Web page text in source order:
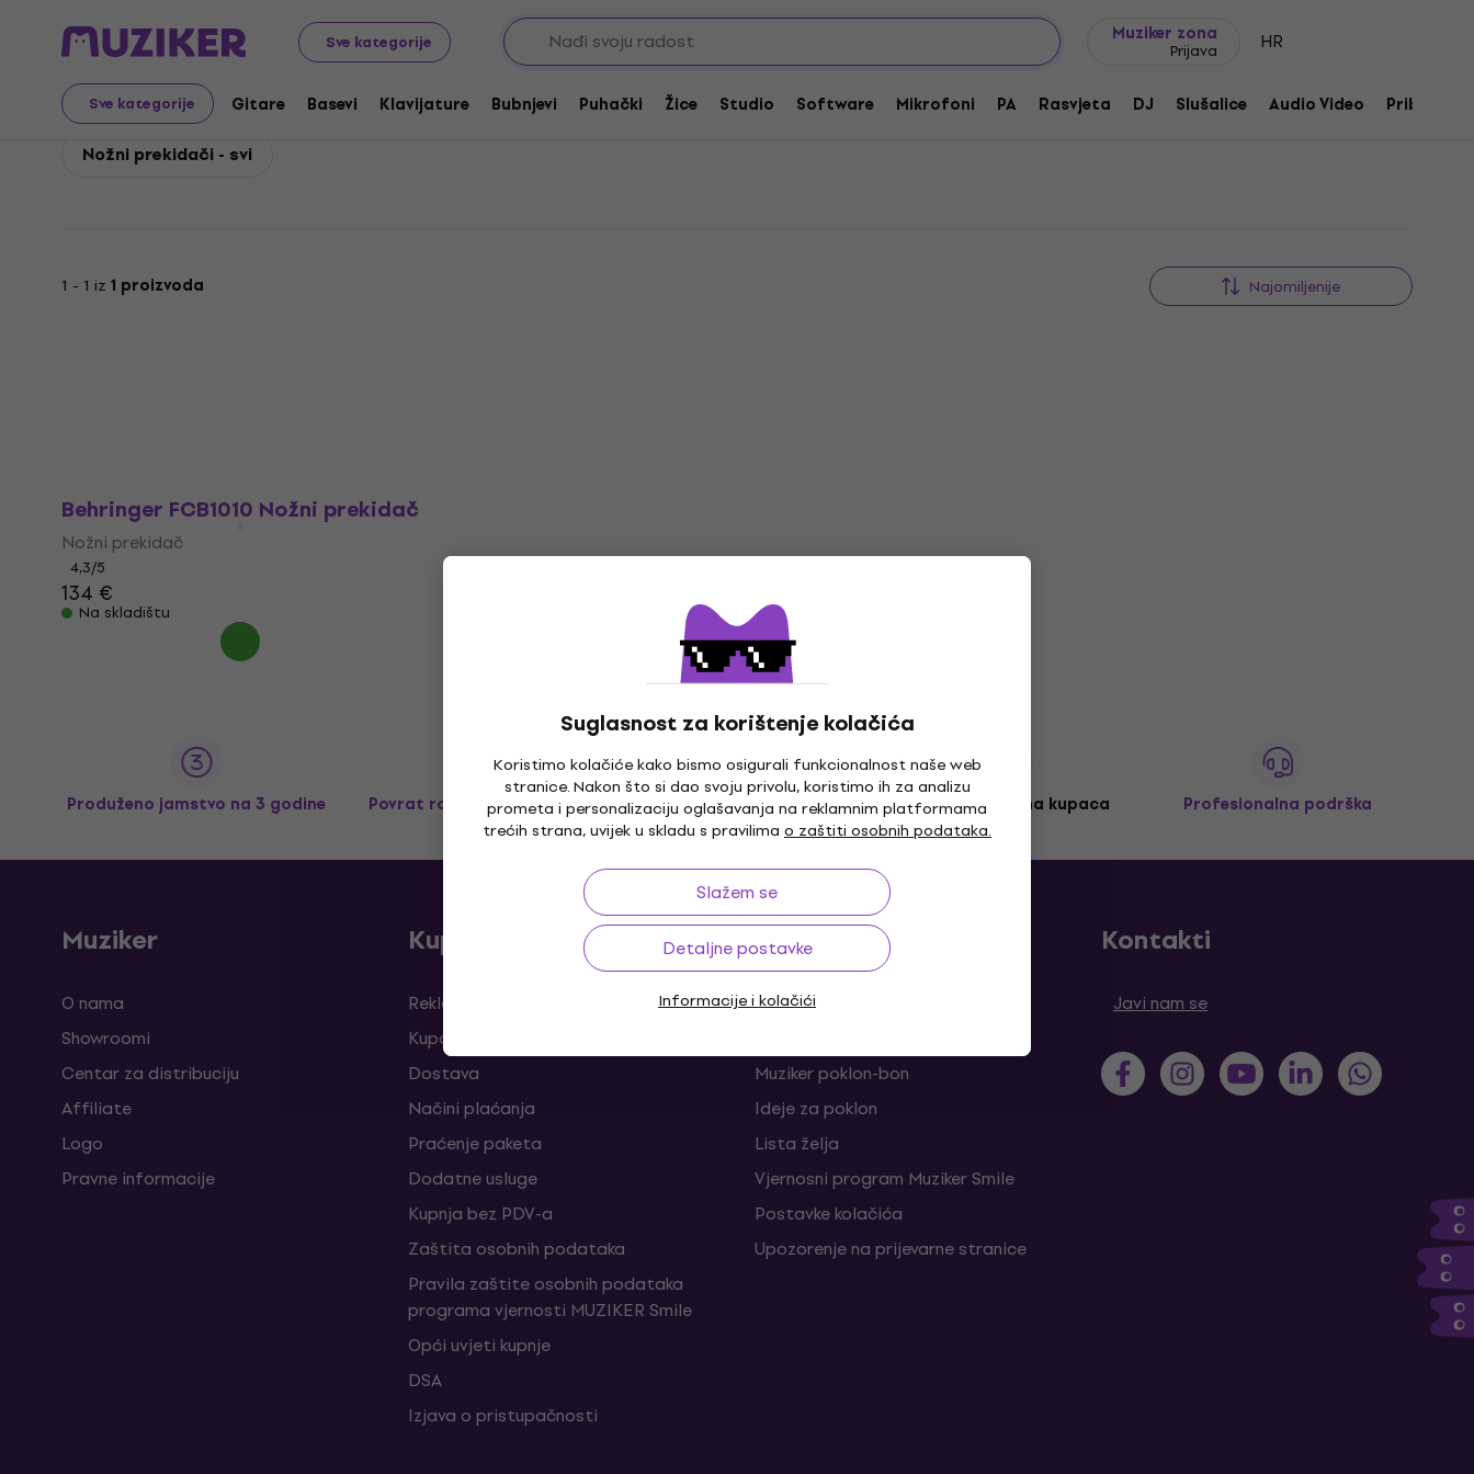
Sve kategorije
Muziker zona
Prijava HR
Sve kategorije Gitare Basevi Klavijature Bubnjevi Puhački Žice Studio Software Mikrofoni PA Rasvjeta DJ Slušalice Audio Video Pribor
Suglasnost za korištenje kolačića
Koristimo kolačiće kako bismo osigurali funkcionalnost naše web
stranice. Nakon što si dao svoju privolu, koristimo ih za analizu
prometa i personalizaciju oglašavanja na reklamnim platformama
trećih strana, uvijek u skladu s pravilima o zaštiti osobnih podataka.
Slažem se
Detaljne postavke
Informacije i kolačići
Behringer Gitare Gitarska pojačala Prekidači i kontrole stopala
Behringer Nožni prekidači
Nožni prekidači - svi
1 - 1 iz 1 proizvoda Najomiljenije
Behringer FCB1010 Nožni prekidač
Nožni prekidač
4,3/5
134 €
Na skladištu
Produženo jamstvo na 3 godine Povrat robe do 30 dana Besplatna dostavaod 169 € Više od 3 milijuna kupaca Profesionalna podrška
Muziker
O nama
Showroomi
Centar za distribuciju
Affiliate
Logo
Pravne informacije
Kupnja
Reklamacije i odustajanja od ugovora
Kuponi
Dostava
Načini plaćanja
Praćenje paketa
Dodatne usluge
Kupnja bez PDV-a
Zaštita osobnih podataka
Pravila zaštite osobnih podataka
programa vjernosti MUZIKER Smile
Opći uvjeti kupnje
DSA
Izjava o pristupačnosti
Korisno
FAQ - Često postavljana pitanja
Muziker poklon-bon
Ideje za poklon
Lista želja
Vjernosni program Muziker Smile
Postavke kolačića
Upozorenje na prijevarne stranice
Kontakti
Javi nam se